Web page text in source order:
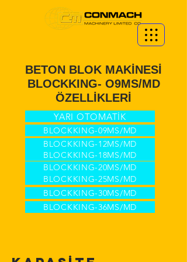
BETON BLOK MAKİNESİ
BLOCKKING- O9MS/MD
ÖZELLİKLERİ
YARI OTOMATİK
BLOCKKING-09MS/MD
BLOCKKING-12MS/MD
BLOCKKING-18MS/MD
BLOCKKING-20MS/MD
BLOCKKING-25MS/MD
BLOCKKING-30MS/MD
BLOCKKING-36MS/MD